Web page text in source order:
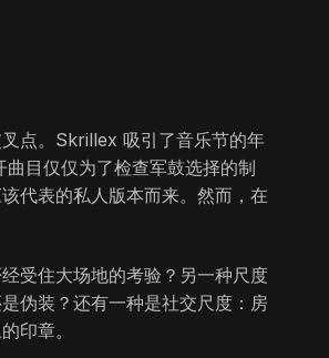
点。Skrillex 吸引了音乐节的年
目仅仅为了检查军鼓选择的制
代表的私人版本而来。然而，在
受住大场地的考验？另一种尺度
伪装？还有一种是社交尺度：房
印章。